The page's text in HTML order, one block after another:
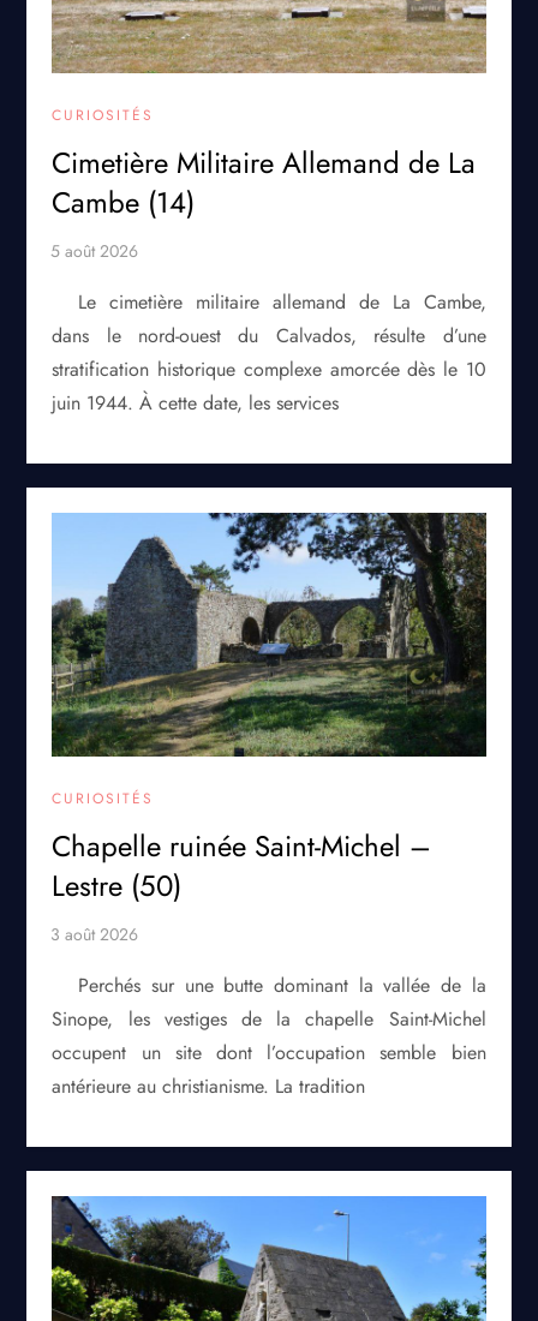
CURIOSITÉS
Cimetière Militaire Allemand de La
Cambe (14)
Le cimetière militaire allemand de La Cambe,
dans le nord-ouest du Calvados, résulte d’une
stratification historique complexe amorcée dès le 10
juin 1944. À cette date, les services
CURIOSITÉS
Chapelle ruinée Saint-Michel –
Lestre (50)
Perchés sur une butte dominant la vallée de la
Sinope, les vestiges de la chapelle Saint-Michel
occupent un site dont l’occupation semble bien
antérieure au christianisme. La tradition